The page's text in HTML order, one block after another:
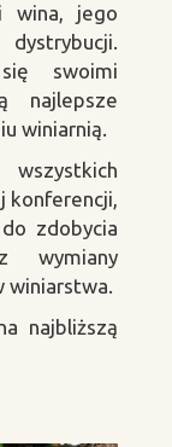
wina, jego
swoimi
najlepsze
winiarnią.
konferencji,
zdobycia
wymiany
winiarstwa.
najbliższą